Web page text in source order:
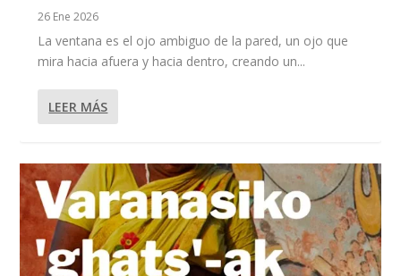
26 Ene 2026
La ventana es el ojo ambiguo de la pared, un ojo que
mira hacia afuera y hacia dentro, creando un...
LEER MÁS